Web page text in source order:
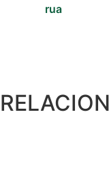
Acontece no
Pipa